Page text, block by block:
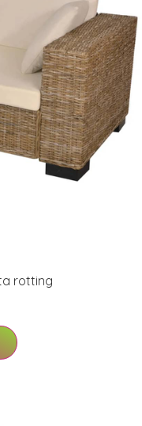
rotting